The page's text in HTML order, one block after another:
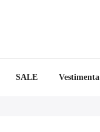
SALE Vestimenta